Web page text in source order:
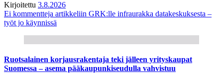
Kirjoitettu 3.8.2026
Ei kommentteja artikkeliin GRK:lle infraurakka datakeskuksesta –
työt jo käynnissä
Ruotsalainen korjausrakentaja teki jälleen yrityskaupat
Suomessa – asema pääkaupunkiseudulla vahvistuu